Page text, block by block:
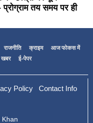
तय समय पर ही
राजनीति क्राइम
आज फोकस में
ई-पेपर
Policy
Contact Info
Khan